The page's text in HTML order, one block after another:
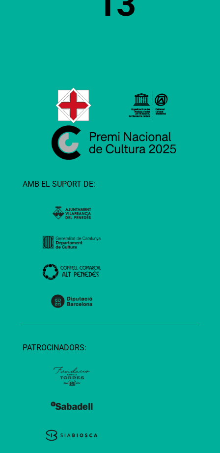
AMB EL SUPORT DE:
PATROCINADORS: